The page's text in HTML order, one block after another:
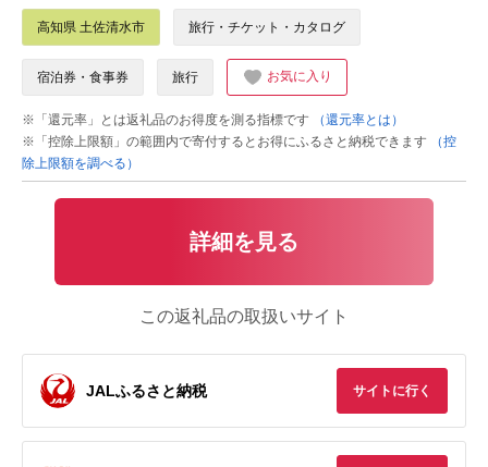
高知県 土佐清水市 旅行・チケット・カタログ
宿泊券・食事券 旅行 お気に入り
※「還元率」とは返礼品のお得度を測る指標です
（還元率とは）
※「控除上限額」の範囲内で寄付するとお得にふるさと納税できます
（控
除上限額を調べる）
詳細を見る
この返礼品の取扱いサイト
JALふるさと納税 サイトに行く